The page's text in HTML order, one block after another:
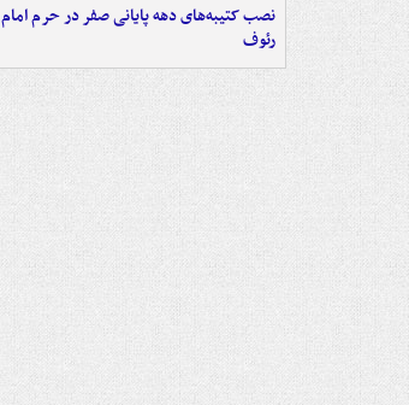
نصب کتیبه‌های دهه پایانی صفر در حرم امام
رئوف